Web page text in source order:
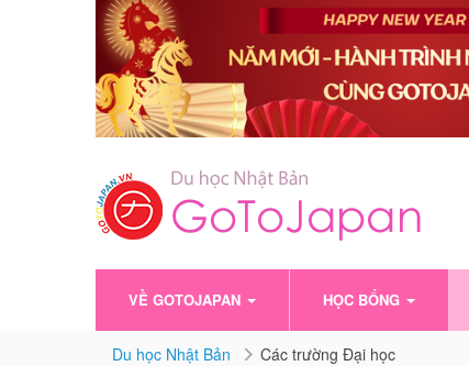
VỀ GOTOJAPAN HỌC BỔNG
Du học Nhật Bản Các trường Đại học